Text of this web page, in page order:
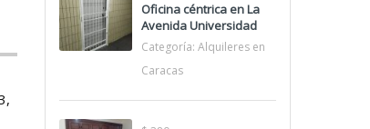
Oficina céntrica en La
Avenida Universidad
Categoría: Alquileres en
Caracas